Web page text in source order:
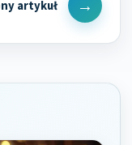
Next
Post